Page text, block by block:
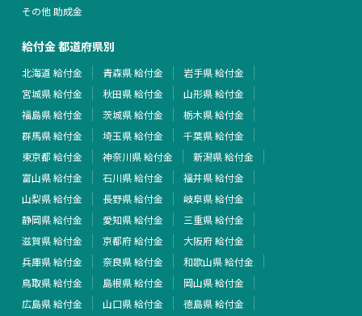
その他 助成金
給付金 都道府県別
北海道 給付金 青森県 給付金
岩手県 給付金
宮城県 給付金
秋田県 給付金
山形県 給付金
福島県 給付金
茨城県 給付金
栃木県 給付金
群馬県 給付金
埼玉県 給付金
千葉県 給付金
東京都 給付金
神奈川県 給付金
新潟県 給付金
富山県 給付金
石川県 給付金
福井県 給付金
山梨県 給付金
長野県 給付金
岐阜県 給付金
静岡県 給付金
愛知県 給付金
三重県 給付金
滋賀県 給付金
京都府 給付金
大阪府 給付金
兵庫県 給付金
奈良県 給付金
和歌山県 給付金
鳥取県 給付金
島根県 給付金
岡山県 給付金
広島県 給付金
山口県 給付金
徳島県 給付金